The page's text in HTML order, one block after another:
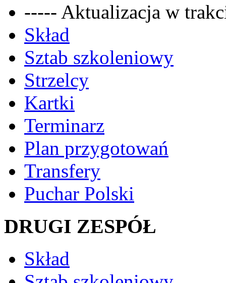
----- Aktualizacja w
Skład
Sztab szkoleniowy
Strzelcy
Kartki
Terminarz
Plan przygotowań
Transfery
Puchar Polski
DRUGI ZESPÓŁ
Skład